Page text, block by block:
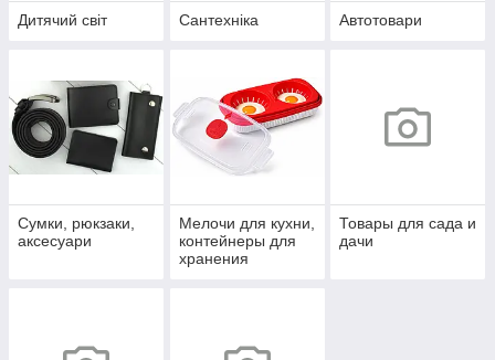
Дитячий світ Сантехніка Автотовари
Сумки, рюкзаки,
аксесуари
Мелочи для кухни,
контейнеры для
хранения
Товары для сада и
дачи